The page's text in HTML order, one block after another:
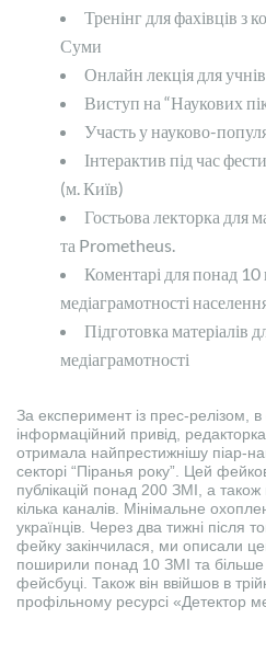
Тренінг для фахівців з
Суми
Онлайн лекція для
Виступ на “Наукових
Участь у науково-
Інтерактив під час
(м. Київ)
Гостьова лекторка для
та Prometheus.
Коментарі для понад
медіаграмотності
Підготовка матеріалів
медіаграмотності
За експеримент із прес-релізом,
інформаційний привід,
отримала найпрестижнішу піар-
секторі “Піранья року”. Цей
публікацій понад 200 ЗМІ, а
кілька каналів. Мінімальне
українців. Через два тижні після
фейку закінчилася, ми описали
поширили понад 10 ЗМІ та більше
фейсбуці. Також він ввійшов в
профільному ресурсі «Детектор